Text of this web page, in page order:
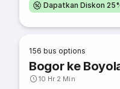
Dapatkan Diskon
156 bus options
Bogor ke
10 Hr 2 Min